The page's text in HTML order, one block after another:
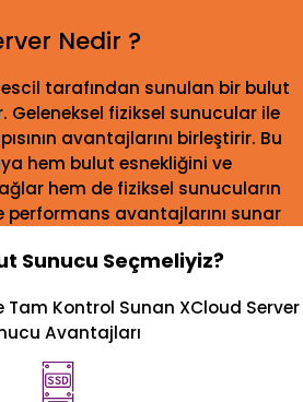
Nedir ?
tarafından sunulan bir bulut
Geleneksel fiziksel sunucular ile
avantajlarını birleştirir. Bu
hem bulut esnekliğini ve
hem de fiziksel sunucuların
performans avantajlarını sunar
Sunucu Seçmeliyiz?
Tam Kontrol Sunan XCloud Server
Avantajları